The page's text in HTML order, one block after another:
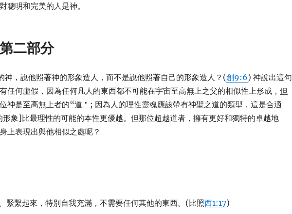
聰明和完美的人是神。
二部分
，說他照著神的形象造人，而不是說他照著自己的形象造人？(創9:6) 神說出這句
任何虛假，因為任何凡人的東西都不可能在宇宙至高無上之父的相似性上形成，但
神是至高無上者的“道＂ ; 因為人的理性靈魂應該帶有神聖之道的類型，這是合適
象]比最理性的可能的本性更優越。但那位超越道者，擁有更好和獨特的卓越地
上表現出與他相似之處呢？
緊繫起來，特別自我充滿，不需要任何其他的東西。(比照西1:17)